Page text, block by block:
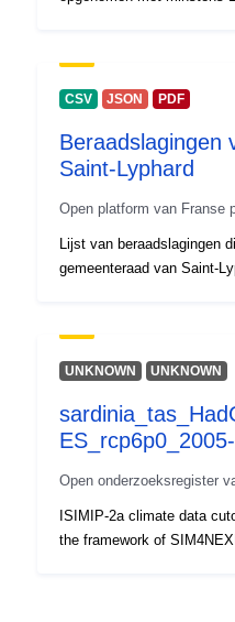
Toegangsrechten
CSV JSON PDF
Beraadslagingen
Saint-Lyphard
Open platform van Franse
Lijst van beraadslagingen
gemeenteraad van Saint-
UNKNOWN UNKNOWN
Open onderzoeksregister
ISIMIP-2a climate data
the framework of